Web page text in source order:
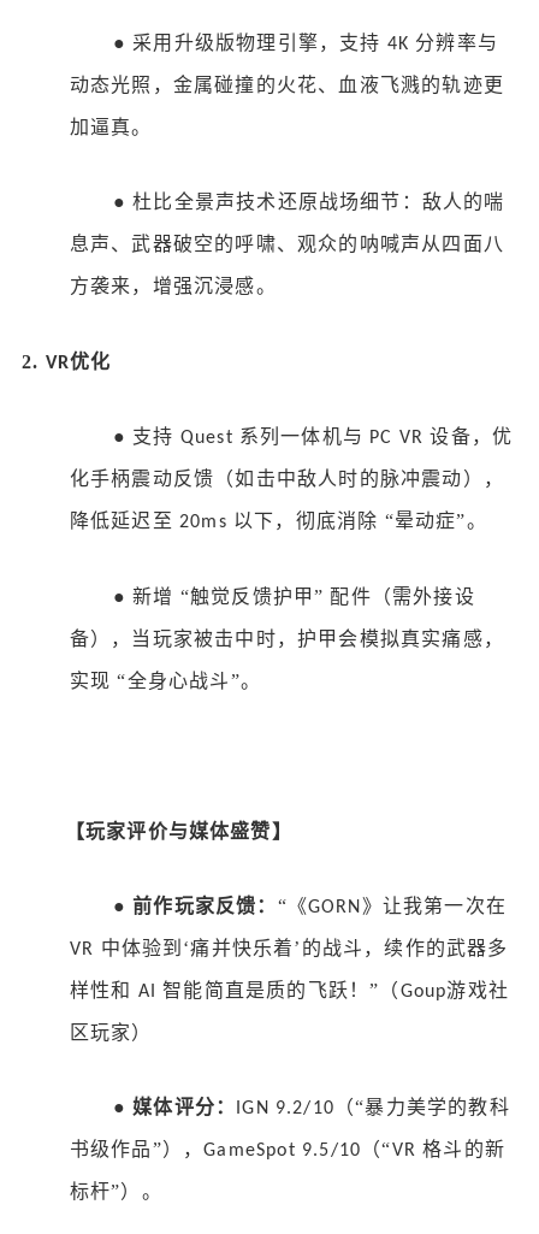
● 采用升级版物理引擎，支持 4K 分辨率与
动态光照，金属碰撞的火花、血液飞溅的轨迹更
加逼真。
● 杜比全景声技术还原战场细节：敌人的喘
息声、武器破空的呼啸、观众的呐喊声从四面八
方袭来，增强沉浸感。
2. VR优化
● 支持 Quest 系列一体机与 PC VR设备，优
化手柄震动反馈（如击中敌人时的脉冲震动），
降低延迟至 20ms 以下，彻底消除 “晕动症”。
● 新增 “触觉反馈护甲” 配件（需外接设
备），当玩家被击中时，护甲会模拟真实痛感，
实现 “全身心战斗”。
【玩家评价与媒体盛赞】
● 前作玩家反馈： “《GORN 》让我第一次在
VR 中体验到‘痛并快乐着’的战斗，续作的武器多
样性和 AI智能简直是质的飞跃！”（Goup游戏社
区玩家）
● 媒体评分： IGN 9.2/10 （“暴力美学的教科
书级作品”），GameSpot 9.5/10 （“VR格斗的新
标杆”）。